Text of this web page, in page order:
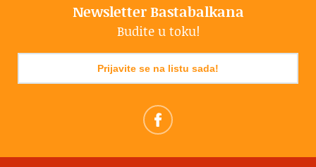
Newsletter Bastabalkana
Budite u toku!
Prijavite se na listu sada!